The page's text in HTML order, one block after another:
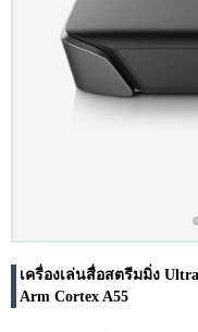
เครื่องเล่นสื่อสตรีมมิ่ง
Arm Cortex A55